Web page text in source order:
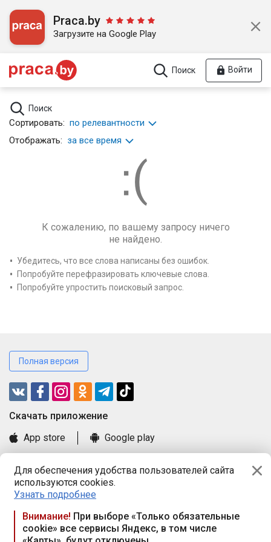
Для обеспечения удобства пользователей сайта
используются cookies.
Узнать подробнее
Внимание! При выборе «Только обязательные
cookie» все сервисы Яндекс, в том числе
Praca.by
Загрузите на Google Play
Поиск Войти
Поиск
Сортировать: по релевантности
Отображать: за все время
К сожалению, по вашему запросу ничего
не найдено.
Убедитесь, что все слова написаны без ошибок.
Попробуйте перефразировать ключевые слова.
Попробуйте упростить поисковый запрос.
Полная версия
Cкачать приложение
App store
Google play
Книга замечаний и предложений
Правила и документы
Praca.by © 2000—2026, ООО «ПРАЦА БАЙ»
Республика Беларусь, 220114, г. Минск, пр-т Независимости
117а, пом. № 9.